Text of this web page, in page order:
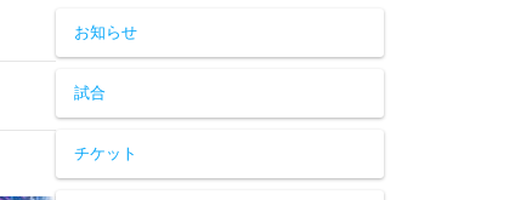
お知らせ
試合
チケット